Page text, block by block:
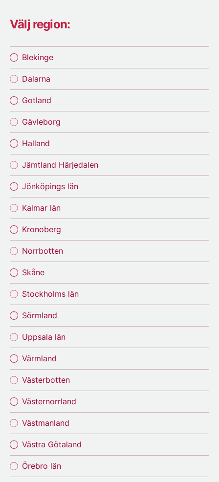
Välj region:
Blekinge
Dalarna
Gotland
Gävleborg
Halland
Jämtland Härjedalen
Jönköpings län
Kalmar län
Kronoberg
Norrbotten
Skåne
Stockholms län
Sörmland
Uppsala län
Värmland
Västerbotten
Västernorrland
Västmanland
Västra Götaland
Örebro län